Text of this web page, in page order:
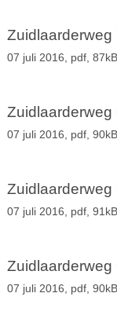
Zuidlaarderweg
07 juli 2016, pdf, 87kB
Zuidlaarderweg
07 juli 2016, pdf, 90kB
Zuidlaarderweg
07 juli 2016, pdf, 91kB
Zuidlaarderweg
07 juli 2016, pdf, 90kB